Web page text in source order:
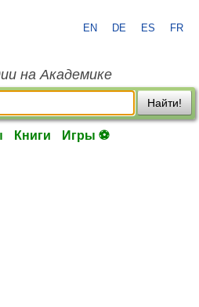
EN DE ES FR
на Академике
Найти!
Книги Игры ⚽